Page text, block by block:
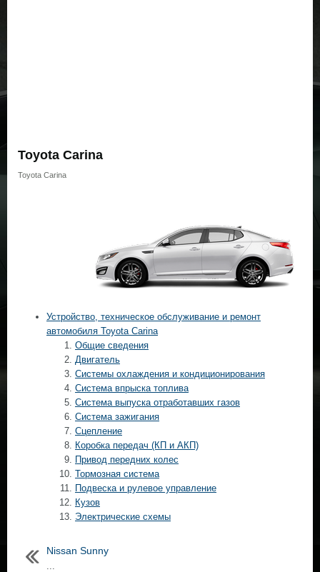
Toyota Carina
Toyota Carina
Устройство, техническое обслуживание и ремонт
автомобиля Toyota Carina
Общие сведения
Двигатель
Системы охлаждения и кондиционирования
Система впрыска топлива
Система выпуска отработавших газов
Система зажигания
Сцепление
Коробка передач (КП и АКП)
Привод передних колес
Тормозная система
Подвеска и рулевое управление
Кузов
Электрические схемы
Nissan Sunny
...